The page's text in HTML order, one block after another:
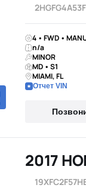
4 • FWD •
n/a
MINOR
MD • S1
MIAMI, FL
Отчет VIN
2017